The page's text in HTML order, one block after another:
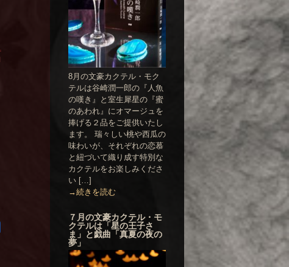
8月の文豪カクテル・モク
テルは谷崎潤一郎の『人魚
の嘆き』と室生犀星の『蜜
のあわれ』にオマージュを
捧げる２品をご提供いたし
ます。 瑞々しい桃や西瓜の
味わいが、それぞれの恋慕
と紐づいて織り成す特別な
カクテルをお楽しみくださ
い […]
→続きを読む
７月の文豪カクテル・モ
クテルは「星の王子さ
ま」と戯曲「真夏の夜の
夢」